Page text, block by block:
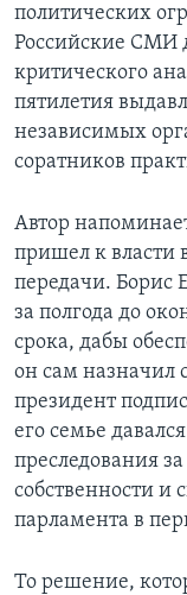
политических
Российские СМИ
критического
пятилетия
независимых
соратников
Автор
пришел к власти
передачи. Борис
за полгода до
срока, дабы
он сам назначил
президент
его семье
преследования
собственности и
парламента в
То решение,